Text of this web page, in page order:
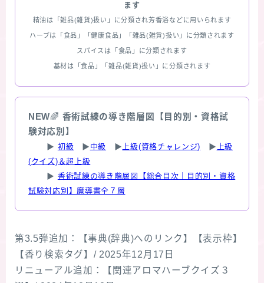
ます
精油は「雑品(雑貨)扱い」に分類され芳香浴などに用いられます
ハーブは「食品」「健康食品」「雑品(雑貨)扱い」に分類されます
スパイスは「食品」に分類されます
基材は「食品」「雑品(雑貨)扱い」に分類されます
NEW🌈 香術試練の導き階層図【目的別・資格試
験対応別】
▶ 初級 ▶ 中級 ▶ 上級(資格チャレンジ) ▶ 上級
(クイズ)＆超上級
▶ 香術試練の導き階層図【総合目次｜目的別・資格
試験対応別】魔導書全７層
第3.5弾追加：【事典(辞典)へのリンク】【表示枠】
【香り検索タグ】/ 2025年12月17日
リニューアル追加：【関連アロマハーブクイズ３